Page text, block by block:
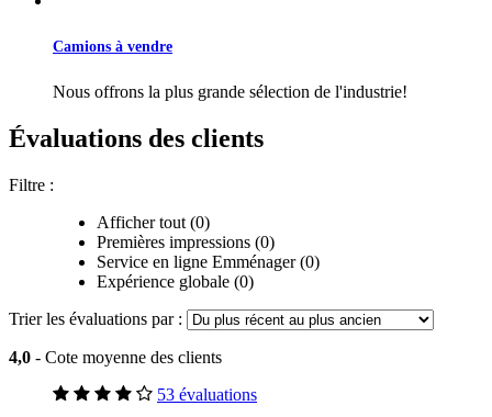
Camions à vendre
Nous offrons la plus grande sélection de l'industrie!
Évaluations des clients
Filtre :
Afficher tout (0)
Premières impressions (0)
Service en ligne Emménager (0)
Expérience globale (0)
Trier les évaluations par :
4,0 - Cote moyenne des clients
53 évaluations